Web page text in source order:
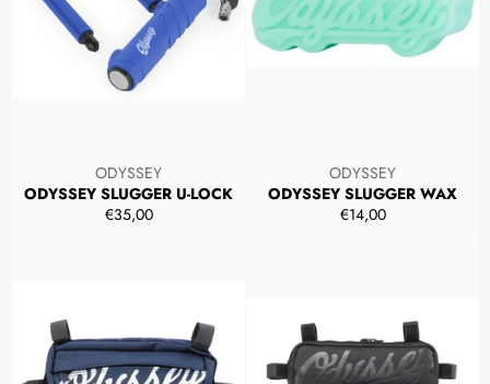
ODYSSEY
ODYSSEY SLUGGER U-LOCK
Prezzo
€35,00
ODYSSEY
ODYSSEY SLUGGER WAX
Prezzo
€14,00